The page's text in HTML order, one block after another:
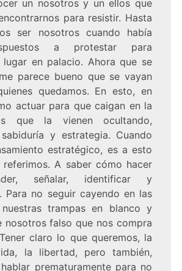
un nosotros y un ellos que
para resistir. Hasta
ser nosotros cuando había
a protestar para
lugar en palacio. Ahora que se
parece bueno que se vayan
quedamos. En esto, en
actuar para que caigan en la
que la vienen ocultando,
y estrategia. Cuando
estratégico, es a esto
A saber cómo hacer
señalar, identificar y
Para no seguir cayendo en las
trampas en blanco y
nosotros falso que nos compra
claro lo que queremos, la
la libertad, pero también,
prematuramente para no